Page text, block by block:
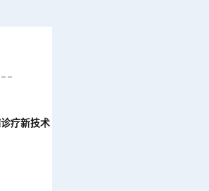
疗新技术